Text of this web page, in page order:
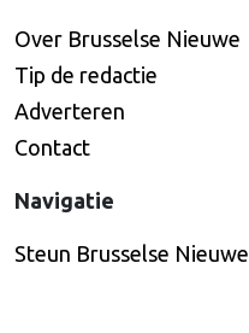
Over Brusselse Nieuwe
Tip de redactie
Adverteren
Contact
Navigatie
Steun Brusselse Nieuwe